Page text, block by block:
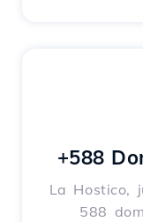
+588
La Hostico,
588